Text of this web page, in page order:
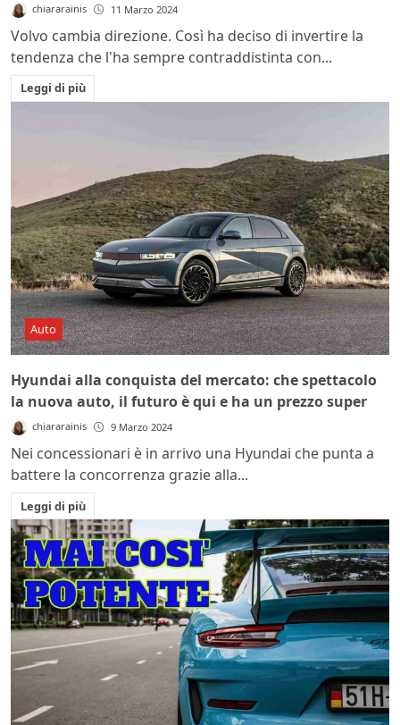
chiararainis 11 Marzo 2024
Volvo cambia direzione. Così ha deciso di invertire la
tendenza che l'ha sempre contraddistinta con...
Leggi di più
Auto
Hyundai alla conquista del mercato: che spettacolo
la nuova auto, il futuro è qui e ha un prezzo super
chiararainis 9 Marzo 2024
Nei concessionari è in arrivo una Hyundai che punta a
battere la concorrenza grazie alla...
Leggi di più